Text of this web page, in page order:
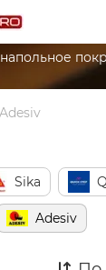
напольное
Adesiv
Sika
Adesiv